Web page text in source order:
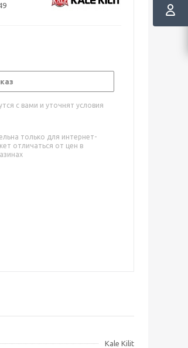
с вами и уточнят условия
только для интернет-
отличаться от цен в
Kale Kilit